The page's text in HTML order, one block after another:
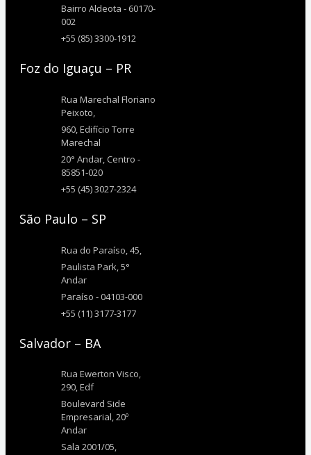
Bairro Aldeota - 60170-
002
+55 (85) 3300-1912
Foz do Iguaçu – PR
Rua Marechal Floriano
Peixoto,
960, Edifício Torre
Marechal
20° Andar, Centro -
85851-020
+55 (45) 3027-2324
São Paulo – SP
Rua do Paraíso, 45,
Paulista Park, 5°
Andar
Paraíso - 04103-000
+55 (11) 3177-3177
Salvador – BA
Rua Ewerton Visco,
290, Edf
Boulevard Side
Empresarial, 20º
Andar
Sala 2001/05,